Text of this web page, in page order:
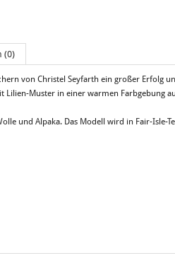
(0)
von Christel Seyfarth ein großer Erfolg
Lilien-Muster in einer warmen Farbgebung
und Alpaka. Das Modell wird in Fair-